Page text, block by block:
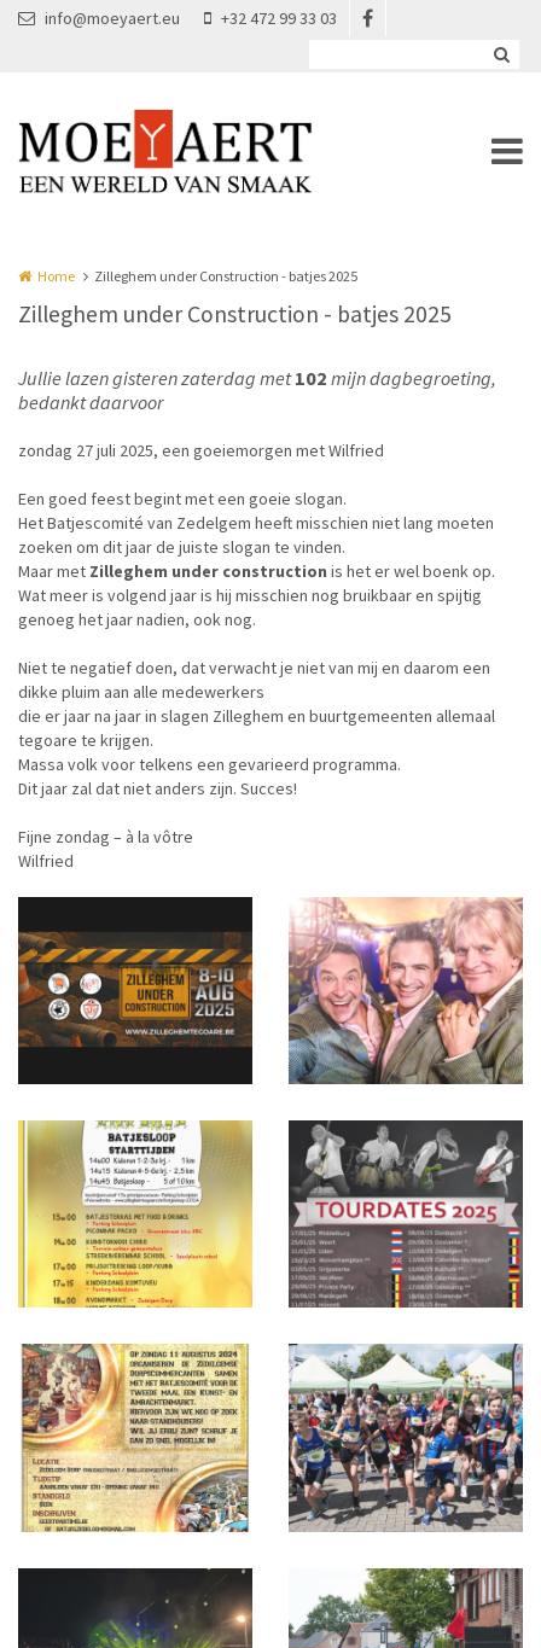
Overslaan en naar de inhoud gaan
info@moeyaert.eu +32 472 99 33 03
Home Zilleghem under Construction - batjes 2025
Zilleghem under Construction - batjes 2025
Jullie lazen gisteren zaterdag met102 mijn dagbegroeting,
bedankt daarvoor
zondag 27 juli 2025, een goeiemorgen met Wilfried
Een goed feest begint met een goeie slogan.
Het Batjescomité van Zedelgem heeft misschien niet lang moeten
zoeken om dit jaar de juiste slogan te vinden.
Maar met Zilleghem under construction is het er wel boenk op.
Wat meer is volgend jaar is hij misschien nog bruikbaar en spijtig
genoeg het jaar nadien, ook nog.
Niet te negatief doen, dat verwacht je niet van mij en daarom een
dikke pluim aan alle medewerkers
die er jaar na jaar in slagen Zilleghem en buurtgemeenten allemaal
tegoare te krijgen.
Massa volk voor telkens een gevarieerd programma.
Dit jaar zal dat niet anders zijn. Succes!
Fijne zondag – à la vôtre
Wilfried